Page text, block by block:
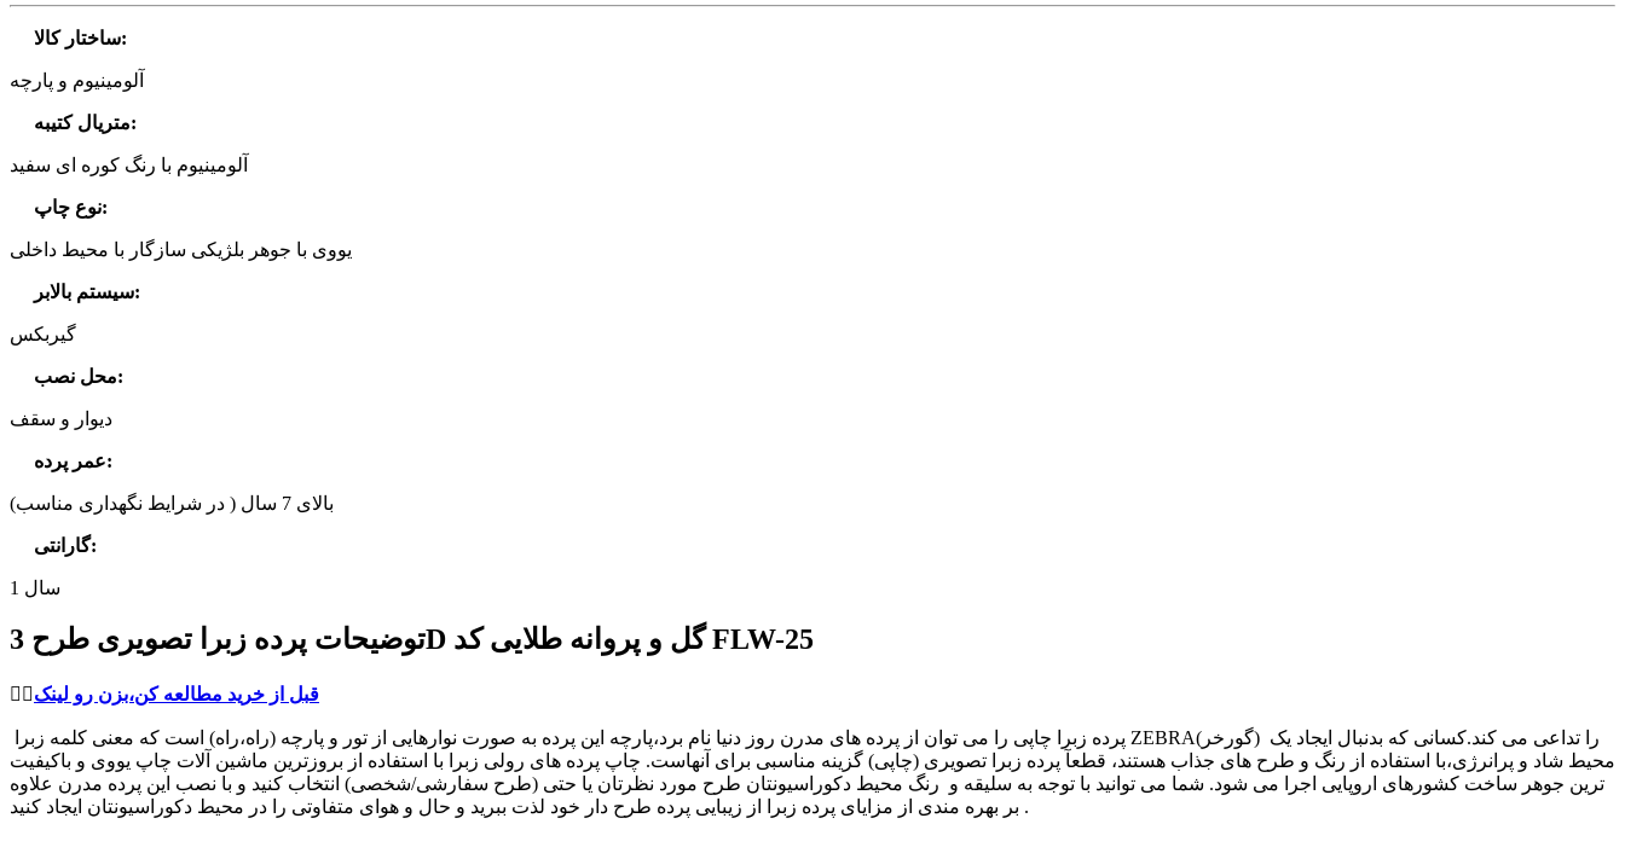
ساختار کالا:
آلومینیوم و پارچه
متریال کتیبه:
آلومینیوم با رنگ کوره ای سفید
نوع چاپ:
یووی با جوهر بلژیکی سازگار با محیط داخلی
سیستم بالابر:
گیربکس
محل نصب:
دیوار و سقف
عمر پرده:
بالای 7 سال ( در شرایط نگهداری مناسب)
گارانتی:
1 سال
توضیحات پرده زبرا تصویری طرح 3D گل و پروانه طلایی کد FLW-25
👈🏻قبل از خرید مطالعه کن،بزن رو لینک
محیط شاد و پرانرژی،با استفاده از رنگ و طرح های جذاب هستند، قطعآ پرده زبرا تصویری (چاپی) گزینه مناسبی برای آنهاست. چاپ پرده های رولی زبرا با استفاده از بروزترین ماشین آلات چاپ یووی و باکیفیت
ترین جوهر ساخت کشورهای اروپایی اجرا می شود. شما می توانید با توجه به سلیقه و رنگ محیط دکوراسیونتان طرح مورد نظرتان یا حتی (طرح سفارشی/شخصی) انتخاب کنید و با نصب این پرده مدرن علاوه
بر بهره مندی از مزایای پرده زبرا از زیبایی پرده طرح دار خود لذت ببرید و حال و هوای متفاوتی را در محیط دکوراسیونتان ایجاد کنید.